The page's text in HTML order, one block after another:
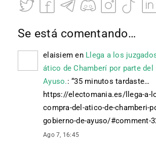
Se está comentando…
elaisiem en Llega a los
ático de Chamberí por parte del
Ayuso.: “35 minutos tardaste…
https://electomania.es/llega-a-
compra-del-atico-de-chamberi-
gobierno-de-ayuso/#comment-
Ago 7, 16:45